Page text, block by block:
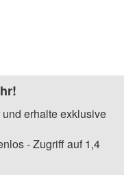
erhalte exklusive
- Zugriff auf 1,4